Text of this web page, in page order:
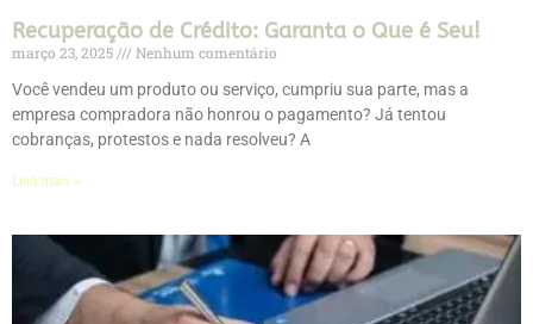
Recuperação de Crédito: Garanta o Que é Seu!
março 23, 2025
Nenhum comentário
Você vendeu um produto ou serviço, cumpriu sua parte, mas a
empresa compradora não honrou o pagamento? Já tentou
cobranças, protestos e nada resolveu? A
Leia mais »